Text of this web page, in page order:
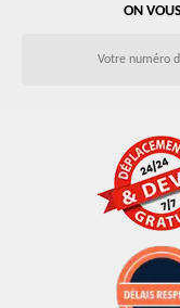
ON